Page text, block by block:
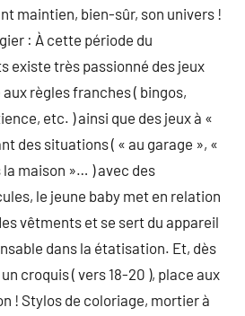
maintien, bien-sûr, son univers !
: À cette période du
existe très passionné des jeux
règles franches ( bingos,
etc. ) ainsi que des jeux à «
des situations ( « au garage », «
maison »… ) avec des
le jeune baby met en relation
vêtments et se sert du appareil
dans la étatisation. Et, dès
croquis ( vers 18-20 ), place aux
! Stylos de coloriage, mortier à